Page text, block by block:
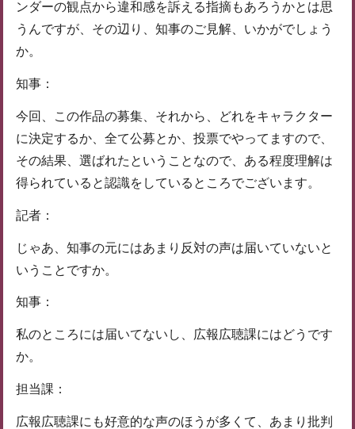
ンダーの観点から違和感を訴える指摘もあろうかとは思
うんですが、その辺り、知事のご見解、いかがでしょう
か。
知事：
今回、この作品の募集、それから、どれをキャラクター
に決定するか、全て公募とか、投票でやってますので、
その結果、選ばれたということなので、ある程度理解は
得られていると認識をしているところでございます。
記者：
じゃあ、知事の元にはあまり反対の声は届いていないと
いうことですか。
知事：
私のところには届いてないし、広報広聴課にはどうです
か。
担当課：
広報広聴課にも好意的な声のほうが多くて、あまり批判